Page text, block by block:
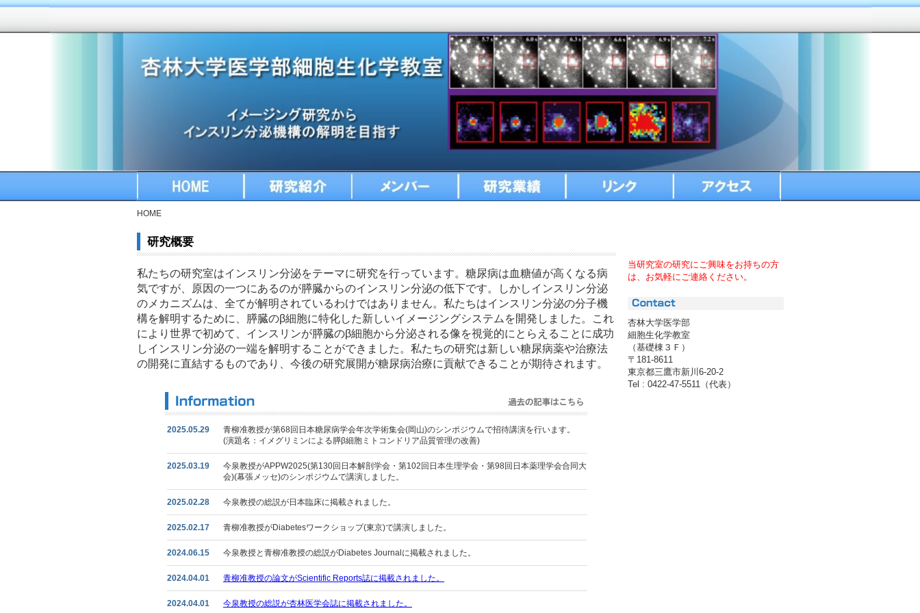
杏林
杏林大学医学部 細胞生化学教室
サイトマップ English
杏林大学医学部 細胞生化学教室
HOME
研究概要
私たちの研究室はインスリン分泌をテーマに研究を行っています。糖尿病は血糖値が高くなる病
気ですが、原因の一つにあるのが膵臓からのインスリン分泌の低下です。しかしインスリン分泌
のメカニズムは、全てが解明されているわけではありません。私たちはインスリン分泌の分子機
構を解明するために、膵臓のβ細胞に特化した新しいイメージングシステムを開発しました。これ
により世界で初めて、インスリンが膵臓のβ細胞から分泌される像を視覚的にとらえることに成功
しインスリン分泌の一端を解明することができました。私たちの研究は新しい糖尿病薬や治療法
の開発に直結するものであり、今後の研究展開が糖尿病治療に貢献できることが期待されます。
Information
過去の記事はこち
ら
2025.05.29
青柳准教授が第68回日本糖尿病学会年次学術集会(岡山)のシンポジウムで招待講演を行います。
(演題名：イメグリミンによる膵β細胞ミトコンドリア品質管理の改善)
2025.03.19
今泉教授がAPPW2025(第130回日本解剖学会・第102回日本生理学会・第98回日本薬理学会合同大
会)(幕張メッセ)のシンポジウムで講演しました。
2025.02.28 今泉教授の総説が日本臨床に掲載されました。
2025.02.17 青柳准教授がDiabetesワークショップ(東京)で講演しました。
2024.06.15 今泉教授と青柳准教授の総説がDiabetes Journalに掲載されました。
2024.04.01 青柳准教授の論文がScientific Reports誌に掲載されました。
2024.04.01 今泉教授の総説が杏林医学会誌に掲載されました。
○○募集
当研究室の研究にご興味をお持ちの方
は、お気軽にご連絡ください。
Contact
杏林大学医学部
細胞生化学教室
（基礎棟３Ｆ）
〒181-8611
東京都三鷹市新川6-20-2
Tel : 0422-47-5511（代表）